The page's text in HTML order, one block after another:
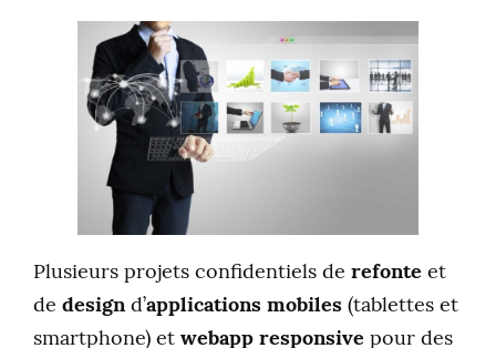
Plusieurs projets confidentiels derefonte et
dedesignd’applications mobiles (tablettes et
smartphone) etwebapp responsive pour des